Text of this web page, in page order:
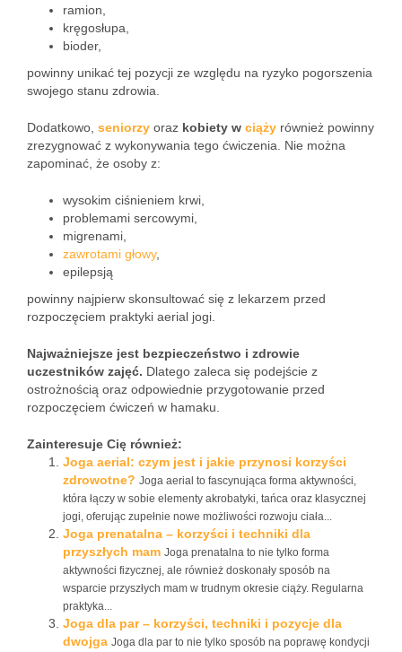
ramion,
kręgosłupa,
bioder,
powinny unikać tej pozycji ze względu na ryzyko pogorszenia
swojego stanu zdrowia.
Dodatkowo, seniorzy oraz kobiety w ciąży również powinny
zrezygnować z wykonywania tego ćwiczenia. Nie można
zapominać, że osoby z:
wysokim ciśnieniem krwi,
problemami sercowymi,
migrenami,
zawrotami głowy,
epilepsją
powinny najpierw skonsultować się z lekarzem przed
rozpoczęciem praktyki aerial jogi.
Najważniejsze jest bezpieczeństwo i zdrowie
uczestników zajęć. Dlatego zaleca się podejście z
ostrożnością oraz odpowiednie przygotowanie przed
rozpoczęciem ćwiczeń w hamaku.
Zainteresuje Cię również:
Joga aerial: czym jest i jakie przynosi korzyści
zdrowotne? Joga aerial to fascynująca forma aktywności,
która łączy w sobie elementy akrobatyki, tańca oraz klasycznej
jogi, oferując zupełnie nowe możliwości rozwoju ciała...
Joga prenatalna – korzyści i techniki dla
przyszłych mam Joga prenatalna to nie tylko forma
aktywności fizycznej, ale również doskonały sposób na
wsparcie przyszłych mam w trudnym okresie ciąży. Regularna
praktyka...
Joga dla par – korzyści, techniki i pozycje dla
dwojga Joga dla par to nie tylko sposób na poprawę kondycji